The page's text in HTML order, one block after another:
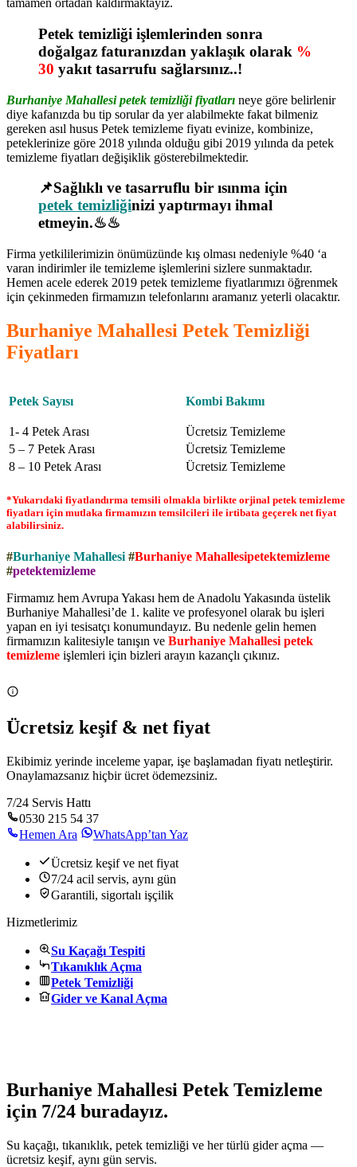
tamamen ortadan kaldırmaktayız.
Petek temizliği işlemlerinden sonra
doğalgaz faturanızdan yaklaşık olarak %
30 yakıt tasarrufu sağlarsınız..!
Burhaniye Mahallesi petek temizliği fiyatları neye göre belirlenir
diye kafanızda bu tip sorular da yer alabilmekte fakat bilmeniz
gereken asıl husus Petek temizleme fiyatı evinize, kombinize,
peteklerinize göre 2018 yılında olduğu gibi 2019 yılında da petek
temizleme fiyatları değişiklik gösterebilmektedir.
📌Sağlıklı ve tasarruflu bir ısınma için
petek temizliğinizi yaptırmayı ihmal
etmeyin.♨♨
Firma yetkililerimizin önümüzünde kış olması nedeniyle %40 ‘a
varan indirimler ile temizleme işlemlerini sizlere sunmaktadır.
Hemen acele ederek 2019 petek temizleme fiyatlarımızı öğrenmek
için çekinmeden firmamızın telefonlarını aramanız yeterli olacaktır.
Burhaniye Mahallesi Petek Temizliği
Fiyatları
Petek Sayısı Kombi Bakımı
1- 4 Petek Arası
Ücretsiz Temizleme
5 – 7 Petek Arası
Ücretsiz Temizleme
8 – 10 Petek Arası
Ücretsiz Temizleme
*Yukarıdaki fiyatlandırma temsili olmakla birlikte orjinal petek temizleme
fiyatları için mutlaka firmamızın temsilcileri ile irtibata geçerek net fiyat
alabilirsiniz.
#Burhaniye Mahallesi #Burhaniye Mahallesipetektemizleme
#petektemizleme
Firmamız hem Avrupa Yakası hem de Anadolu Yakasında üstelik
Burhaniye Mahallesi’de 1. kalite ve profesyonel olarak bu işleri
yapan en iyi tesisatçı konumundayız. Bu nedenle gelin hemen
firmamızın kalitesiyle tanışın ve Burhaniye Mahallesi petek
temizleme işlemleri için bizleri arayın kazançlı çıkınız.
Ücretsiz keşif & net fiyat
Ekibimiz yerinde inceleme yapar, işe başlamadan fiyatı netleştirir.
Onaylamazsanız hiçbir ücret ödemezsiniz.
7/24 Servis Hattı
0530 215 54 37
Hemen Ara
WhatsApp’tan Yaz
Ücretsiz keşif ve net fiyat
7/24 acil servis, aynı gün
Garantili, sigortalı işçilik
Hizmetlerimiz
Su Kaçağı Tespiti
Tıkanıklık Açma
Petek Temizliği
Gider ve Kanal Açma
Burhaniye Mahallesi Petek Temizleme
için 7/24 buradayız.
Su kaçağı, tıkanıklık, petek temizliği ve her türlü gider açma —
ücretsiz keşif, aynı gün servis.